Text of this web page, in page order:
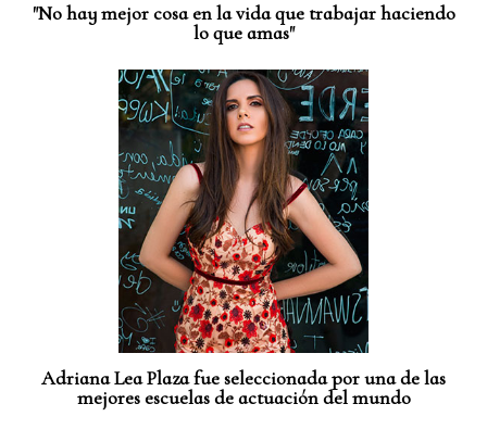
"No hay mejor cosa en la vida que trabajar haciendo
lo que amas"
Adriana Lea Plaza fue seleccionada por una de las
mejores escuelas de actuación del mundo